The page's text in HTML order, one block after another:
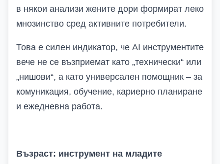
в някои анализи жените дори формират леко
мнозинство сред активните потребители.
Това е силен индикатор, че AI инструментите
вече не се възприемат като „технически“ или
„нишови“, а като универсален помощник – за
комуникация, обучение, кариерно планиране
и ежедневна работа.
Възраст: инструмент на младите